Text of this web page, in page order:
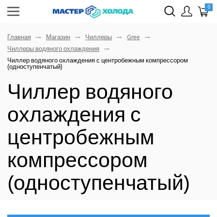
0
Главная Магазин Чиллеры
Gree
Чиллеры водяного охлаждения
Чиллер водяного охлаждения с центробежным компрессором
(одноступенчатый)
Чиллер водяного
охлаждения с
центробежным
компрессором
(одноступенчатый)